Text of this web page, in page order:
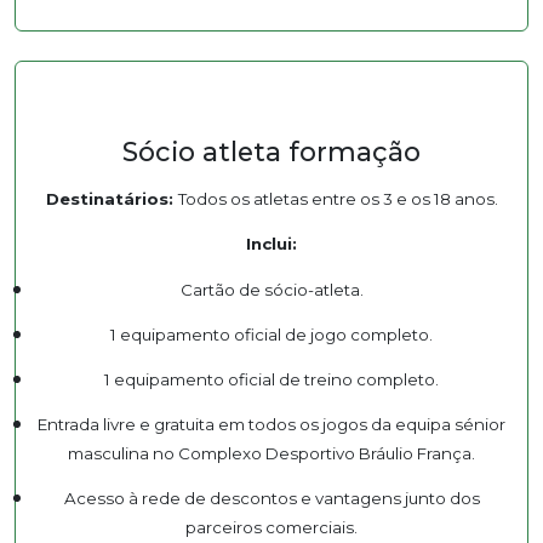
Sócio atleta formação
Destinatários:Todos os atletas entre os 3 e os 18 anos.
Inclui:
Cartão de sócio-atleta.
1 equipamento oficial de jogo completo.
1 equipamento oficial de treino completo.
Entrada livre e gratuita em todos os jogos da equipa sénior
masculina no Complexo Desportivo Bráulio França.
Acesso à rede de descontos e vantagens junto dos
parceiros comerciais.